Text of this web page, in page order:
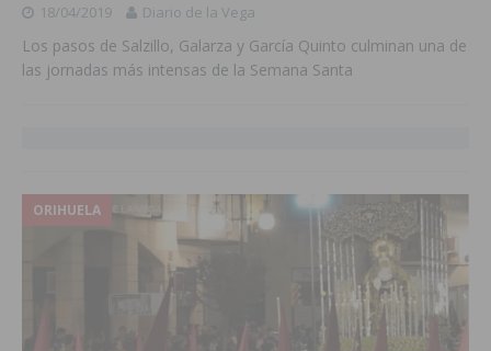
18/04/2019 Diario de la Vega
Los pasos de Salzillo, Galarza y García Quinto culminan una de
las jornadas más intensas de la Semana Santa
ORIHUELA